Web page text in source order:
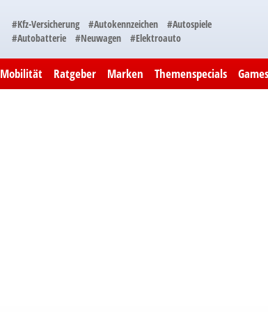
#Kfz-Versicherung #Autokennzeichen
#Autospiele
#Autobatterie
#Neuwagen #Elektroauto
Mobilität Ratgeber Marken Themenspecials Games